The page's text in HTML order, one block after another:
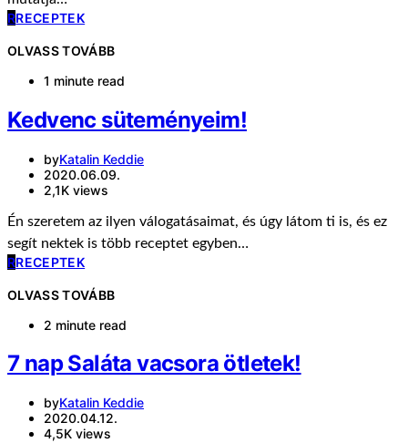
RRECEPTEK
OLVASS TOVÁBB
1 minute read
Kedvenc süteményeim!
byKatalin Keddie
2020.06.09.
2,1K views
Én szeretem az ilyen válogatásaimat, és úgy látom ti is, és ez
segít nektek is több receptet egyben…
RRECEPTEK
OLVASS TOVÁBB
2 minute read
7 nap Saláta vacsora ötletek!
byKatalin Keddie
2020.04.12.
4,5K views